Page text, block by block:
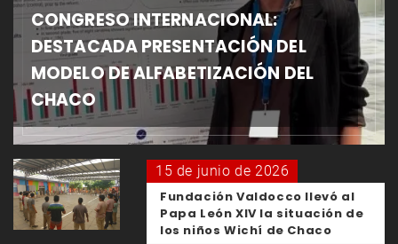
CONGRESO INTERNACIONAL:
DESTACADA PRESENTACIÓN DEL
MODELO DE ALFABETIZACIÓN DEL
CHACO
15 de junio de 2026
Fundación Valdocco llevó al
Papa León XIV la situación de
los niños Wichí de Chaco